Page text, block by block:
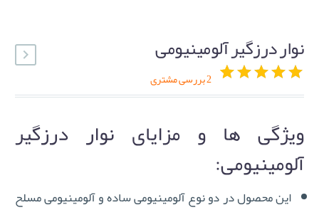
نوار درزگیر آلومینیومی
5.00
out of
5
2
customer
ratings
2بررسی مشتری
ویژگی ها و مزایای نوار درزگیر
آلومینیومی:
این محصول در دو نوع آلومینیومی ساده و آلومینیومی مسلح